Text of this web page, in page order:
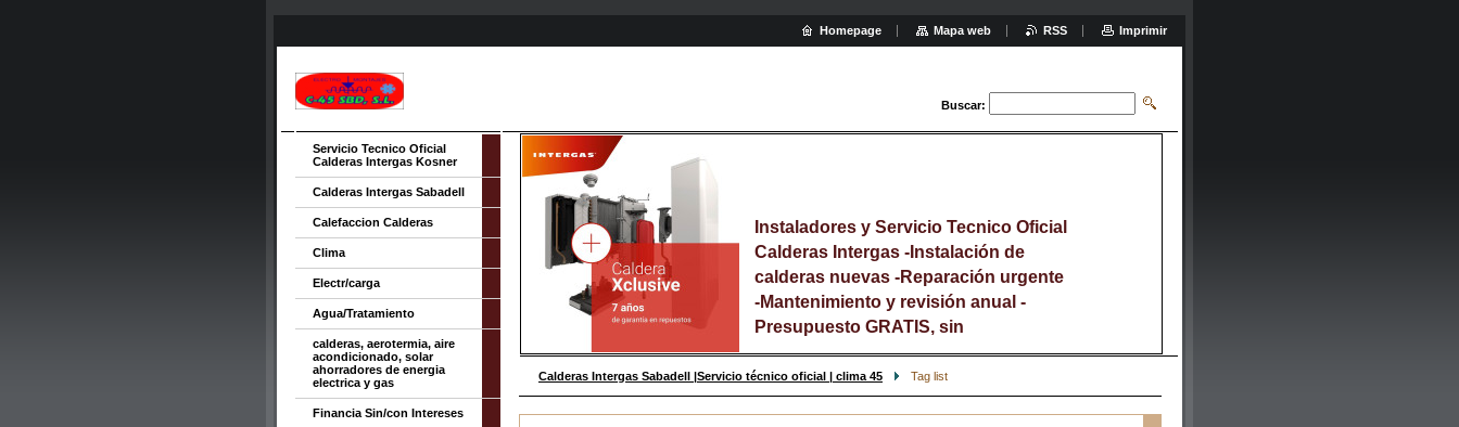
Buscar:
Instaladores y Servicio Tecnico Oficial
Calderas Intergas -Instalación de
calderas nuevas -Reparación urgente
-Mantenimiento y revisión anual -
Presupuesto GRATIS, sin
compromiso Llamar : 637 758 441 -
625 312 425
Calderas Intergas Sabadell |Servicio técnico oficial | clima 45 Tag list
Servicio Tecnico Oficial
Calderas Intergas Kosner
Calderas Intergas Sabadell
Calefaccion Calderas
Clima
Electr/carga
Agua/Tratamiento
calderas, aerotermia, aire
acondicionado, solar
ahorradores de energia
electrica y gas
Financia Sin/con Intereses
Homepage Mapa web RSS Imprimir